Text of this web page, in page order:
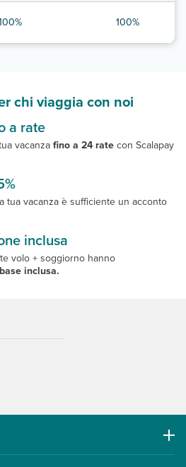
100%
chi viaggia con noi
a rate
vacanzafino a 24 ratecon Scalapay
tua vacanza è sufficiente un acconto
inclusa
volo + soggiorno hanno
inclusa.